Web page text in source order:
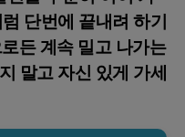
단번에 끝내려 하기
든 계속 밀고 나가는
말고 자신 있게 가세